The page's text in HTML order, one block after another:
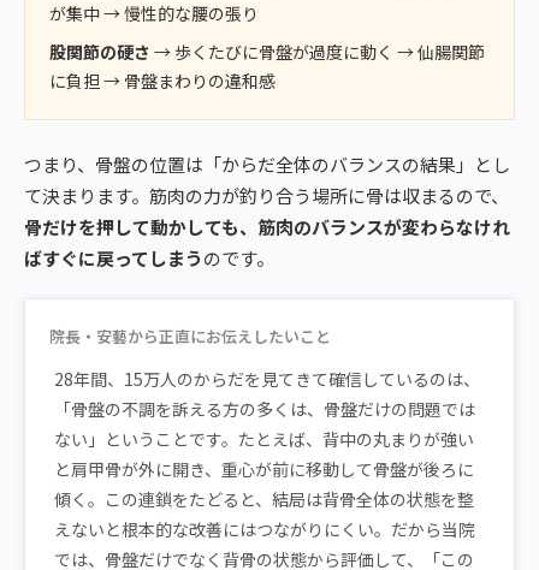
が集中 → 慢性的な腰の張り
股関節の硬さ → 歩くたびに骨盤が過度に動く → 仙腸関節
に負担 → 骨盤まわりの違和感
つまり、骨盤の位置は「からだ全体のバランスの結果」とし
て決まります。筋肉の力が釣り合う場所に骨は収まるので、
骨だけを押して動かしても、筋肉のバランスが変わらなけれ
ばすぐに戻ってしまうのです。
院長・安藝から正直にお伝えしたいこと
28年間、15万人のからだを見てきて確信しているのは、
「骨盤の不調を訴える方の多くは、骨盤だけの問題では
ない」ということです。たとえば、背中の丸まりが強い
と肩甲骨が外に開き、重心が前に移動して骨盤が後ろに
傾く。この連鎖をたどると、結局は背骨全体の状態を整
えないと根本的な改善にはつながりにくい。だから当院
では、骨盤だけでなく背骨の状態から評価して、「この